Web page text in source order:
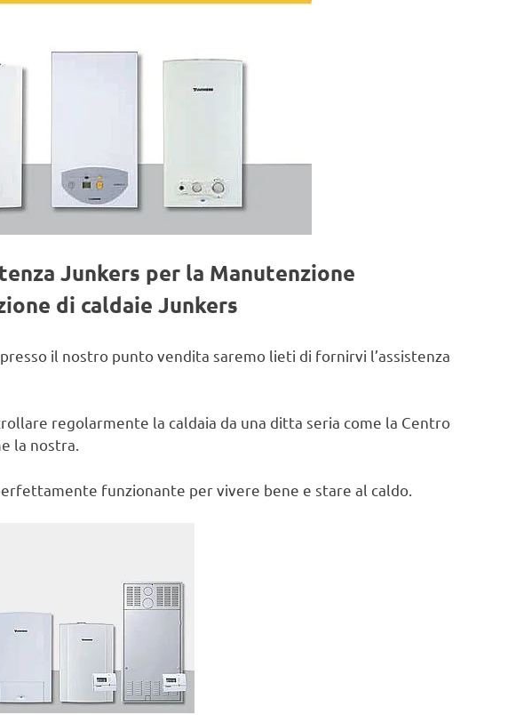
Junkers per la Manutenzione
di caldaie Junkers
il nostro punto vendita saremo lieti di fornirvi l’assistenza
regolarmente la caldaia da una ditta seria come la Centro
la nostra.
funzionante per vivere bene e stare al caldo.